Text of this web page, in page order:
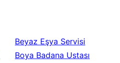
Beyaz Eşya Servisi
Boya Badana Ustası